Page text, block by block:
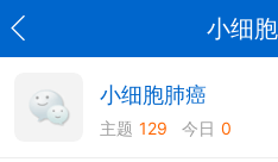
小细
小细胞肺癌
主题 129 今日 0